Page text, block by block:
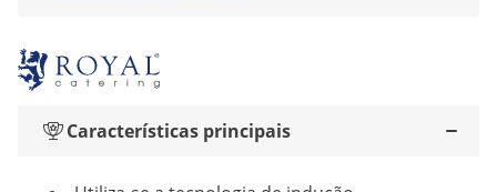
Características principais